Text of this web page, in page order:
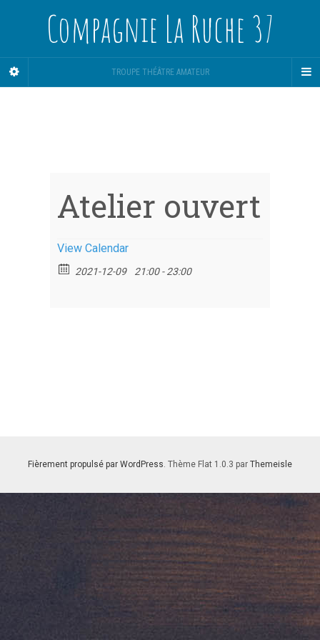
Compagnie La Ruche 37
TROUPE THÉÂTRE AMATEUR
Atelier ouvert
View Calendar
2021-12-09 21:00 - 23:00
Fièrement propulsé par WordPress. Thème Flat 1.0.3 par Themeisle